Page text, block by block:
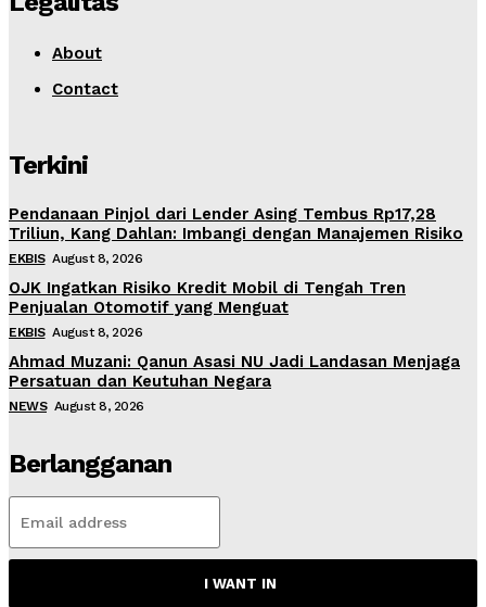
About
Contact
Terkini
Pendanaan Pinjol dari Lender Asing Tembus Rp17,28
Triliun, Kang Dahlan: Imbangi dengan Manajemen Risiko
EKBIS August 8, 2026
OJK Ingatkan Risiko Kredit Mobil di Tengah Tren
Penjualan Otomotif yang Menguat
EKBIS August 8, 2026
Ahmad Muzani: Qanun Asasi NU Jadi Landasan Menjaga
Persatuan dan Keutuhan Negara
NEWS August 8, 2026
Berlangganan
I WANT IN